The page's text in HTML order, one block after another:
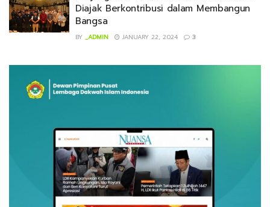
Diajak Berkontribusi dalam Membangun
Bangsa
BY _ADMIN JANUARY 22, 2024 3